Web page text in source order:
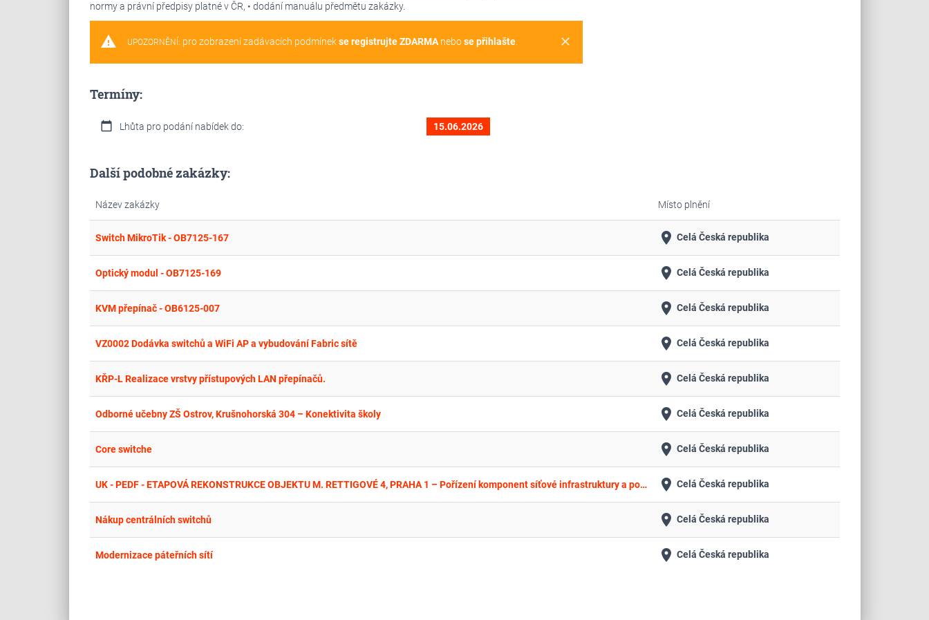
normy a právní předpisy platné v ČR, • dodání manuálu předmětu zakázky.
warning clear
UPOZORNĚNÍ: pro zobrazení zadávacích podmínekse registrujte ZDARMAnebose přihlašte.
Termíny:
calendar_today Lhůta pro podání nabídek do: 15.06.2026
Další podobné zakázky:
Název zakázky Místo plnění
Switch MikroTik - OB7125-167 place Celá Česká republika
Optický modul - OB7125-169 place Celá Česká republika
KVM přepínač - OB6125-007 place Celá Česká republika
VZ0002 Dodávka switchů a WiFi AP a vybudování Fabric sítě place Celá Česká republika
KŘP-L Realizace vrstvy přístupových LAN přepínačů. place Celá Česká republika
Odborné učebny ZŠ Ostrov, Krušnohorská 304 – Konektivita školy place Celá Česká republika
Core switche place Celá Česká republika
UK - PEDF - ETAPOVÁ REKONSTRUKCE OBJEKTU M. RETTIGOVÉ 4, PRAHA 1 – Pořízení komponent síťové infrastruktury a podpory pro server place Celá Česká republika
Nákup centrálních switchů place Celá Česká republika
Modernizace páteřních sítí place Celá Česká republika